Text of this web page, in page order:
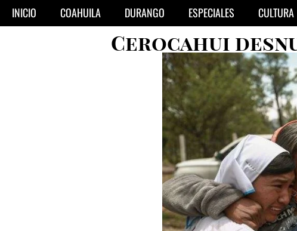
INICIO COAHUILA DURANGO ESPECIALES CULTURA
Cerocahui